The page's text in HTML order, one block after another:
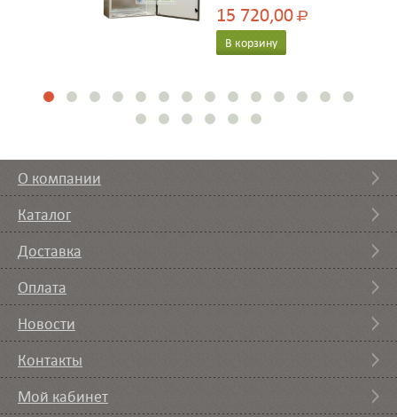
15 720,00Р
В корзину
О компании
Каталог
Доставка
Оплата
Новости
Контакты
Мой кабинет